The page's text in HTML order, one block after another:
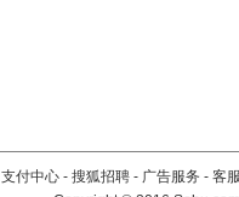
支付中心 - 搜狐招聘 - 广告服务 - 客